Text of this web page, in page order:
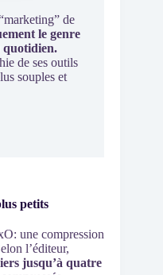
de
le genre
quotidien.
de ses outils
souples et
petits
une compression
l’éditeur,
jusqu’à quatre